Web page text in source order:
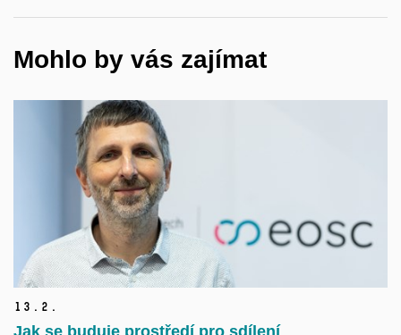
Mohlo by vás zajímat
13. 2.
Jak se buduje prostředí pro sdílení